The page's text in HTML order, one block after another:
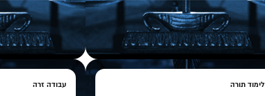
לימוד תורה עבודה זרה